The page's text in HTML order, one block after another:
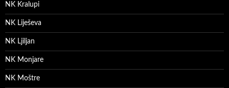
NK Kralupi
NK Liješeva
NK Ljiljan
NK Monjare
NK Moštre